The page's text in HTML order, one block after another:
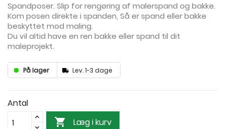
Spandposer. Slip for rengøring af malerspand og bakke.
Kom posen direkte i spanden, Så er spand eller bakke
beskyttet mod maling.
Du vil altid have en ren bakke eller spand til dit
maleprojekt.
På lager Lev. 1-3 dage
Antal
 Læg i kurv